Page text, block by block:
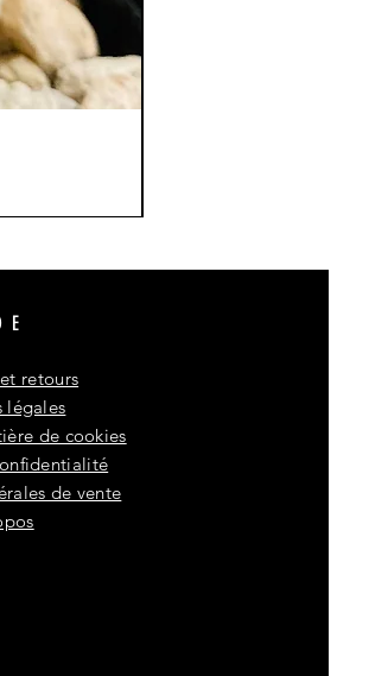
retours
légales
de cookies
de vente